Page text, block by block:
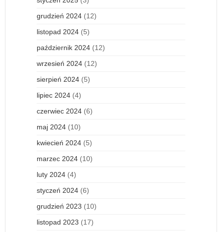
grudzień 2024 (12)
listopad 2024 (5)
październik 2024 (12)
wrzesień 2024 (12)
sierpień 2024 (5)
lipiec 2024 (4)
czerwiec 2024 (6)
maj 2024 (10)
kwiecień 2024 (5)
marzec 2024 (10)
luty 2024 (4)
styczeń 2024 (6)
grudzień 2023 (10)
listopad 2023 (17)